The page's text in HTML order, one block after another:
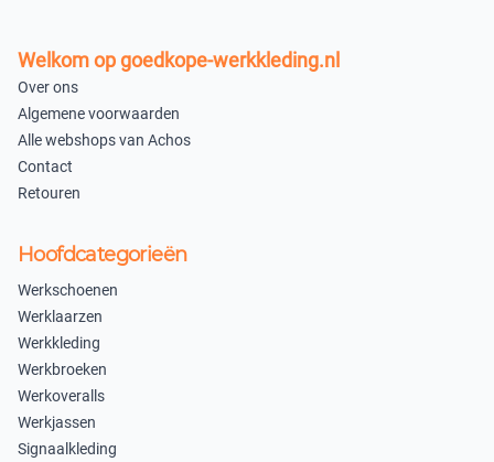
×
Welkom op goedkope-werkkleding.nl
Over ons
Algemene voorwaarden
Alle webshops van Achos
Contact
Retouren
Hoofdcategorieën
Werkschoenen
Werklaarzen
Werkkleding
Werkbroeken
Werkoveralls
Werkjassen
Signaalkleding